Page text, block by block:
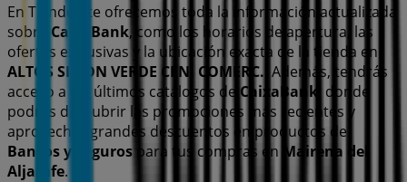
En Tiendeo te ofrecemos toda la información actualizada
sobre CaixaBank, como los horarios de apertura, las
ofertas exclusivas y la ubicación exacta de la tienda en
ALTOS SIMON VERDE CEN. COMERC. . Además, tendrás
acceso a los últimos catálogos de CaixaBank , donde
podrás descubrir las promociones más recientes y
aprovechar grandes descuentos en productos de
Bancos y Seguros para tus compras en Mairena del
Aljarafe.